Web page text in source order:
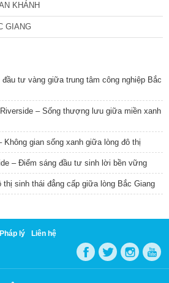
KHÁNH
GIANG
tư vàng giữa trung tâm công nghiệp Bắc
– Sống thượng lưu giữa miền xanh
Không gian sống xanh giữa lòng đô thị
– Điểm sáng đầu tư sinh lời bền vững
thị sinh thái đẳng cấp giữa lòng Bắc Giang
Pháp lý Liên hệ